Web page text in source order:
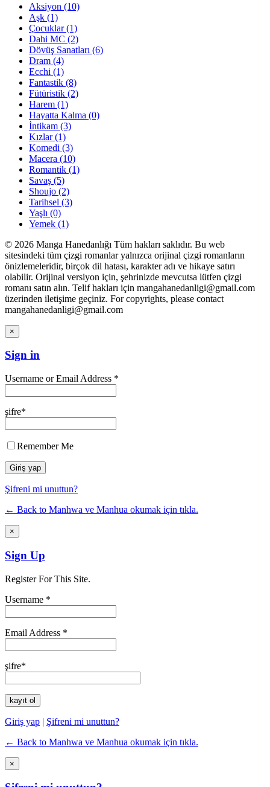
Aksiyon (10)
Aşk (1)
Çocuklar(1)
Dahi MC (2)
Dövüş Sanatları (6)
Dram (4)
Ecchi (1)
Fantastik (8)
Fütüristik (2)
Harem (1)
Hayatta Kalma (0)
İntikam (3)
Kızlar(1)
Komedi (3)
Macera (10)
Romantik (1)
Savaş (5)
Shoujo (2)
Tarihsel (3)
Yaşlı (0)
Yemek (1)
© 2026 Manga Hanedanlığı Tüm hakları saklıdır. Bu web
sitesindeki tüm çizgi romanlar yalnızca orijinal çizgi romanların
önizlemeleridir, birçok dil hatası, karakter adı ve hikaye satırı
olabilir. Orijinal versiyon için, şehrinizde mevcutsa lütfen çizgi
romanı satın alın. Telif hakları için mangahanedanligi@gmail.com
üzerinden iletişime geçiniz. For copyrights, please contact
mangahanedanligi@gmail.com
×
Sign in
Username or Email Address *
şifre*
Remember Me
Şifreni mi unuttun?
← Back to Manhwa ve Manhua okumak için tıkla.
×
Sign Up
Register For This Site.
Username *
Email Address *
şifre*
Giriş yap | Şifreni mi unuttun?
← Back to Manhwa ve Manhua okumak için tıkla.
×